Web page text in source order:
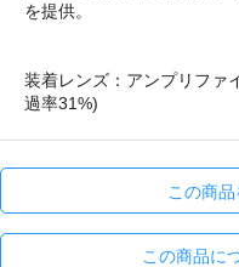
を提供。
装着レンズ：アンプリファ
過率31%)
この商
この商品に